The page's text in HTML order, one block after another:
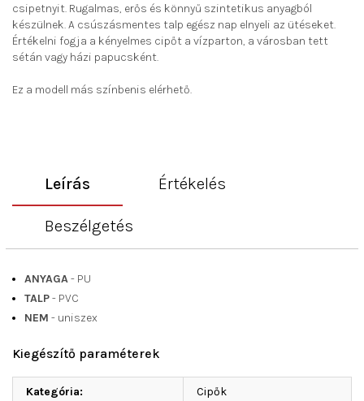
csipetnyit. Rugalmas, erős és könnyű szintetikus anyagból
készülnek. A csúszásmentes talp egész nap elnyeli az ütéseket.
Értékelni fogja a kényelmes cipőt a vízparton, a városban tett
sétán vagy házi papucsként.
Ez a modell más színbenis elérhető.
Leírás Értékelés
Beszélgetés
ANYAGA- PU
TALP- PVC
NEM - uniszex
Kiegészítő paraméterek
Kategória: Cipők